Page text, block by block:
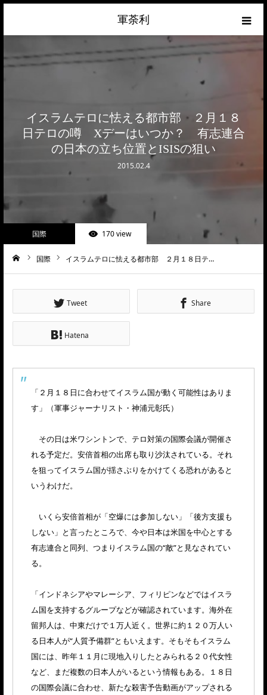
軍荼利
イスラムテロに怯える都市部 ２月１８
日テロの噂 Xデーはいつか？ 有志連合
の日本の立ち位置とISISの狙い
2015.02.4
国際 170 view
国際 イスラムテロに怯える都市部 ２月１８日テ…
Tweet Share
Hatena
「２月１８日に合わせてイスラム国が動く可能性はありま
す」（軍事ジャーナリスト・神浦元彰氏）
その日は米ワシントンで、テロ対策の国際会議が開催さ
れる予定だ。安倍首相の出席も取り沙汰されている。それ
を狙ってイスラム国が揺さぶりをかけてくる恐れがあると
いうわけだ。
いくら安倍首相が「空爆には参加しない」「後方支援も
しない」と言ったところで、今や日本は米国を中心とする
有志連合と同列、つまりイスラム国の“敵”と見なされてい
る。
「インドネシアやマレーシア、フィリピンなどではイスラ
ム国を支持するグループなどが確認されています。海外在
留邦人は、中東だけで１万人近く。世界に約１２０万人い
る日本人が“人質予備群”ともいえます。そもそもイスラム
国には、昨年１１月に現地入りしたとみられる２０代女性
など、まだ複数の日本人がいるという情報もある。１８日
の国際会議に合わせ、新たな殺害予告動画がアップされる
政治
ライフハック
about
お問合せ